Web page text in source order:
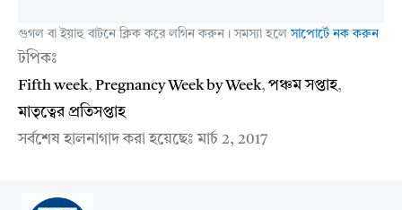
গুগল বা ইয়াহু বাটনে ক্লিক করে লগিন করুন। সমস্যা হলেসাপোর্টে নক করুন
টপিকঃ
Fifth week, Pregnancy Week by Week, পঞ্চম সপ্তাহ,
মাতৃত্বের প্রতিসপ্তাহ
সর্বশেষ হালনাগাদ করা হয়েছেঃমার্চ 2, 2017